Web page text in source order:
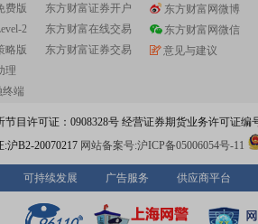
电集团所采用,并远销美国、加拿大、意大利、澳大
、马来西亚、俄罗斯、印度等国家。1995年公司通
国际质量体系认证,1996年获得进出口自营权
利用出口信贷向国际市场出口大型成套的资格,2002
【U】认证。2010年,国家能源局将国内同行业
冷系统研发中心设立在了哈空调。
费版
2
略版
理
终端
东方财富证券开户
东方财富在线交易
东方财富证券交易
东方财富网微博
东方财富网微信
意见与建议
目许可证：0908328号 经营证券期货业务许可证编
:沪B2-20070217 网站备案号:沪ICP备05006054号-11
可持续发展 广告服务 供应商平台